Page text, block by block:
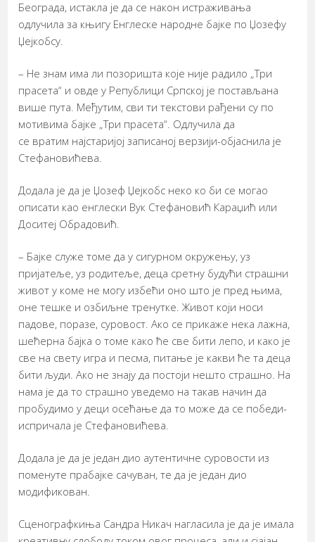
Београда, истакла је да се након истраживања
одлучила за књигу Енглеске народне бајке по Џозефу
Џејкобсу.
– Не знам има ли позоришта које није радило „Три
прасета“ и овде у Републици Српској је постављана
више пута. Међутим, сви ти текстови рађени су по
мотивима бајке „Три прасета“. Одлучила да
се вратим најстаријој записаној верзији-објаснила је
Стефановићева.
Додала је да је Џозеф Џејкобс неко ко би се могао
описати као енглески Вук Стефановић Караџић или
Доситеј Обрадовић.
– Бајке служе томе да у сигурном окружењу, уз
пријатеље, уз родитеље, деца сретну будући страшни
живот у коме не могу избећи оно што је пред њима,
оне тешке и озбиљне тренутке. Живот који носи
падове, поразе, суровост. Ако се прикаже нека лажна,
шећерна бајка о томе како ће све бити лепо, и како је
све на свету игра и песма, питање је какви ће та деца
бити људи. Ако не знају да постоји нешто страшно. На
нама је да то страшно уведемо на такав начин да
пробудимо у деци осећање да то може да се победи-
испричала је Стефановићева.
Додала је да је један дио аутентичне суровости из
поменуте прабајке сачуван, те да је један дио
модификован.
Сценографкиња Сандра Никач нагласила је да је имала